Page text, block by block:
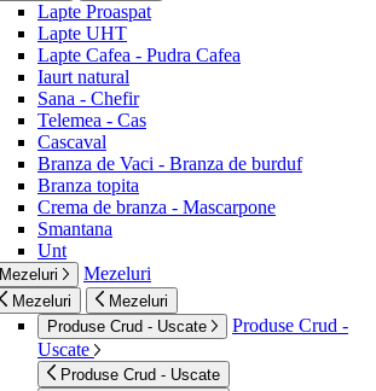
Lapte Proaspat
Lapte UHT
Lapte Cafea - Pudra Cafea
Iaurt natural
Sana - Chefir
Telemea - Cas
Cascaval
Branza de Vaci - Branza de burduf
Branza topita
Crema de branza - Mascarpone
Smantana
Unt
Mezeluri Mezeluri
Mezeluri
Mezeluri
Produse Crud - Uscate
Produse Crud -
Uscate
Produse Crud - Uscate